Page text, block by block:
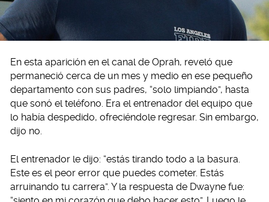
En esta aparición en el canal de Oprah, reveló que
permaneció cerca de un mes y medio en ese pequeño
departamento con sus padres, “solo limpiando”, hasta
que sonó el teléfono. Era el entrenador del equipo que
lo había despedido, ofreciéndole regresar. Sin embargo,
dijo no.
El entrenador le dijo: “estás tirando todo a la basura.
Este es el peor error que puedes cometer. Estás
arruinando tu carrera”. Y la respuesta de Dwayne fue: